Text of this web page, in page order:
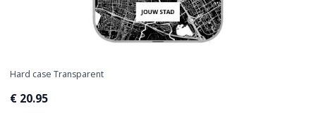
Hard case Transparent
€ 20.95